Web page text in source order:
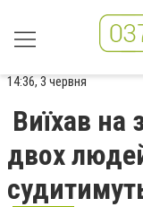
14:36, 3 червня
Виїхав на
двох